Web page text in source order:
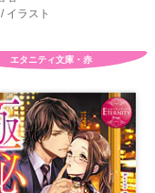
/ イラスト
エタニティ文庫・赤